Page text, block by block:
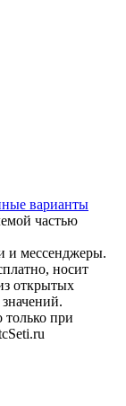
варианты
частью
и мессенджеры.
носит
открытых
при